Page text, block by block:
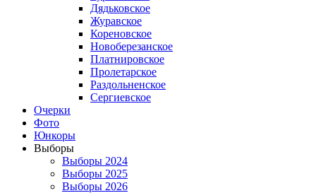
Дядьковское
Журавское
Кореновское
Новоберезанское
Платнировское
Пролетарское
Раздольненское
Сергиевское
Очерки
Фото
Юнкоры
Выборы
Выборы 2024
Выборы 2025
Выборы 2026